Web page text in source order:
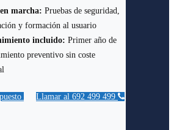
marcha: Pruebas de seguridad,
y formación al usuario
incluido: Primer año de
preventivo sin coste
Llamar al 692 499 499